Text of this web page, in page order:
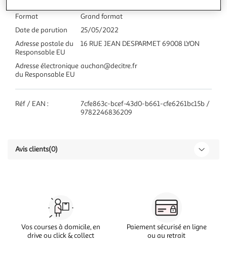
Format
Grand format
Date de parution
25/05/2022
Adresse postale du
Responsable EU
16 RUE JEAN DESPARMET 69008 LYON
Adresse électronique
du Responsable EU
auchan@decitre.fr
Réf / EAN :
7cfe863c-bcef-43d0-b661-cfe6261bc15b /
9782246836209
Avis clients(0)
Vos courses à domicile, en
drive ou click & collect
Paiement sécurisé en ligne
ou au retrait